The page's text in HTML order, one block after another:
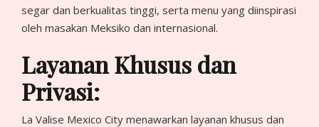
segar dan berkualitas tinggi, serta menu yang diinspirasi
oleh masakan Meksiko dan internasional.
Layanan Khusus dan
Privasi:
La Valise Mexico City menawarkan layanan khusus dan